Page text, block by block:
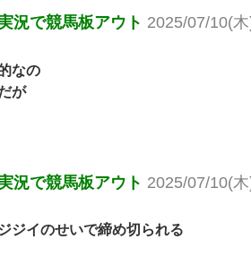
況で競馬板アウト 2025/07/10(
なの
が
況で競馬板アウト 2025/07/10(
ジイのせいで締め切られる